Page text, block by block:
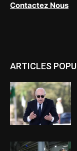
Contactez Nous
ARTICLES